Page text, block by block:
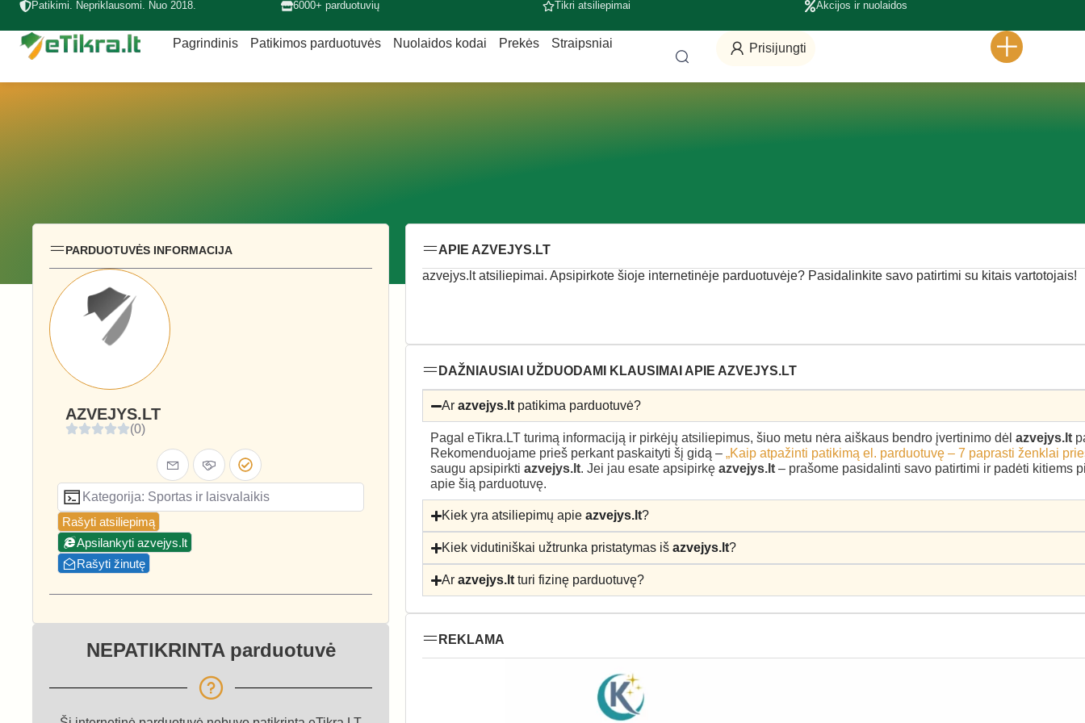
Patikimi. Nepriklausomi. Nuo 2018. 6000+ parduotuvių Tikri atsiliepimai Akcijos ir nuolaidos
Pagrindinis Patikimos parduotuvės Nuolaidos kodai Prekės Straipsniai Prisijungti
PARDUOTUVĖS INFORMACIJA
AZVEJYS.LT
(0)
Kategorija: Sportas ir laisvalaikis
Rašyti atsiliepimą
Apsilankyti azvejys.lt
Rašyti žinutę
NEPATIKRINTA parduotuvė
APIE AZVEJYS.LT
azvejys.lt atsiliepimai. Apsipirkote šioje internetinėje parduotuvėje? Pasidalinkite savo patirtimi su kitais vartotojais!
DAŽNIAUSIAI UŽDUODAMI KLAUSIMAI APIE AZVEJYS.LT
Arazvejys.lt patikima parduotuvė?
Pagal eTikra.LT turimą informaciją ir pirkėjų atsiliepimus, šiuo metu nėra aiškaus bendro įvertinimo dėl azvejys.lt
Rekomenduojame prieš perkant paskaityti šį gidą – „Kaip atpažinti patikimą el. parduotuvę – 7 paprasti ženklai
saugu apsipirkti azvejys.lt. Jei jau esate apsipirkę azvejys.lt – prašome pasidalinti savo patirtimi ir padėti kitiems
apie šią parduotuvę.
Kiek yra atsiliepimų apieazvejys.lt?
Kiek vidutiniškai užtrunka pristatymas išazvejys.lt?
Arazvejys.lt turi fizinę parduotuvę?
REKLAMA